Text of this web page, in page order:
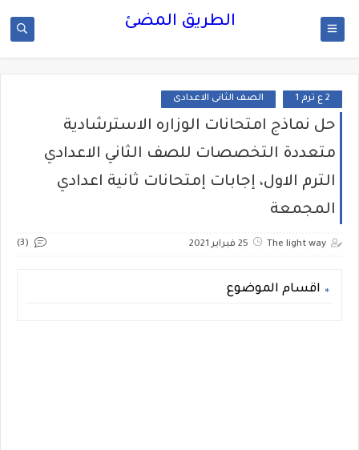
الطريق المضئ
2 ع ترم 1 الصف الثانى الاعدادى
حل نماذج امتحانات الوزاره الاسترشادية
متعددة التخصصات للصف الثاني الاعدادي
الترم الاول، إجابات إمتحانات ثانية اعدادي
المجمعة
The light way 25 فبراير 2021 (3)
اقسام الموضوع